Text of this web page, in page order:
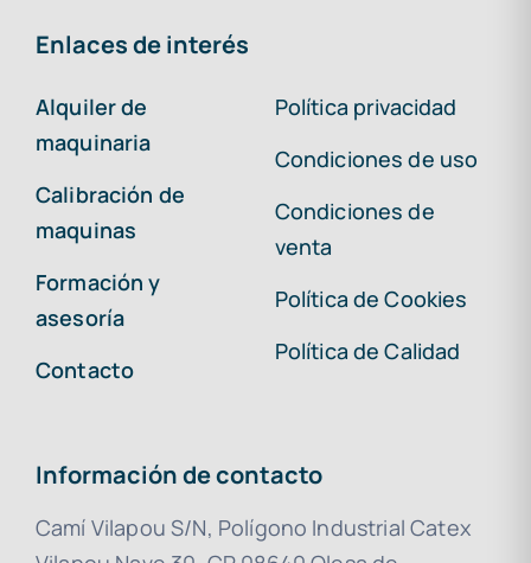
Enlaces de interés
Alquiler de
maquinaria
Calibración de
maquinas
Formación y
asesoría
Contacto
Política privacidad
Condiciones de uso
Condiciones de
venta
Política de Cookies
Política de Calidad
Información de contacto
Camí Vilapou S/N, Polígono Industrial Catex